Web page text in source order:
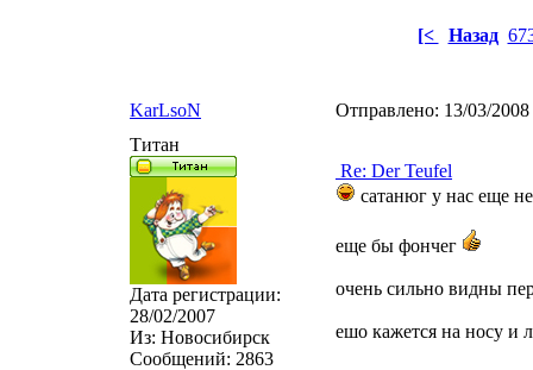
[< Назад
KarLsoN Отправлено: 13/03/
Титан
Дата регистрации:
28/02/2007
Из: Новосибирск
Сообщений: 2863
Re: Der Teufel
сатанюг у нас еще
еще бы фончег
очень сильно видны
ешо кажется на носу и